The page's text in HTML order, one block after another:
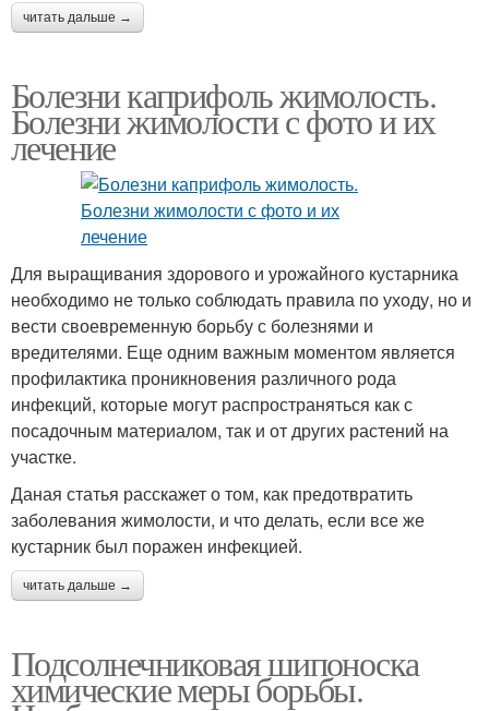
читать дальше →
Болезни каприфоль жимолость.
Болезни жимолости с фото и их
лечение
Для выращивания здорового и урожайного кустарника
необходимо не только соблюдать правила по уходу, но и
вести своевременную борьбу с болезнями и
вредителями. Еще одним важным моментом является
профилактика проникновения различного рода
инфекций, которые могут распространяться как с
посадочным материалом, так и от других растений на
участке.
Даная статья расскажет о том, как предотвратить
заболевания жимолости, и что делать, если все же
кустарник был поражен инфекцией.
читать дальше →
Подсолнечниковая шипоноска
химические меры борьбы.